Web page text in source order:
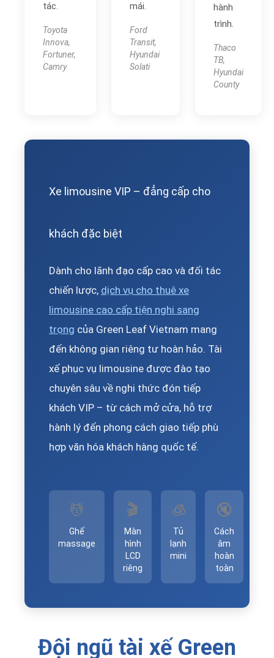
tác.
Toyota
Innova,
Fortuner,
Camry
mái.
Ford
Transit,
Hyundai
Solati
hành
trình.
Thaco
TB,
Hyundai
County
Xe limousine VIP – đẳng cấp cho
khách đặc biệt
Dành cho lãnh đạo cấp cao và đối tác
chiến lược, dịch vụ cho thuê xe
limousine cao cấp tiện nghi sang
trọng của Green Leaf Vietnam mang
đến không gian riêng tư hoàn hảo. Tài
xế phục vụ limousine được đào tạo
chuyên sâu về nghi thức đón tiếp
khách VIP – từ cách mở cửa, hỗ trợ
hành lý đến phong cách giao tiếp phù
hợp văn hóa khách hàng quốc tế.
💆
Ghế
massage
🎬
Màn
hình
LCD
riêng
🧊
Tủ
lạnh
mini
🔇
Cách
âm
hoàn
toàn
Đội ngũ tài xế Green